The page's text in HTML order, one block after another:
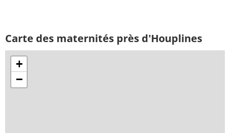
Carte des maternités près d'Houplines
+
−